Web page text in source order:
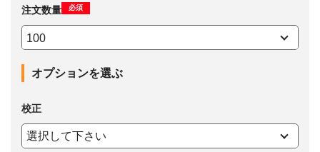
注文数量 必須
オプションを選ぶ
校正